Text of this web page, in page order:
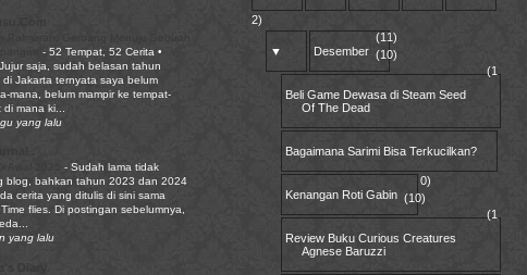
- 52 Tempat, 52 Cerita •
saja, sudah belasan tahun
di Jakarta ternyata saya belum
mana, belum mampir ke tempat-
mana ki...
yang lalu
- Sudah lama tidak
blog, bahkan tahun 2023 dan 2024
cerita yang ditulis di sini sama
flies. Di postingan sebelumnya,
yang lalu
2)
▼ Desember
(11)
Beli Game Dewasa di Steam Seed
Of The Dead
Bagaimana Sarimi Bisa Terkucilkan?
Kenangan Roti Gabin
Review Buku Curious Creatures
Agnese Baruzzi
(10)
(1
0)
(10)
(1